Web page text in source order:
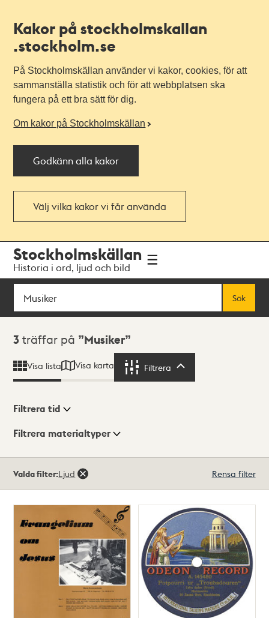
Kakor på stockholmskallan
.stockholm.se
På Stockholmskällan använder vi kakor, cookies, för att
sammanställa statistik och för att webbplatsen ska
fungera på ett bra sätt för dig.
Om kakor på Stockholmskällan
Godkänn alla kakor
Välj vilka kakor vi får använda
navigationen
huvudinnehållet
Stockholmskällan
Historia i ord, ljud och bild
Sök
Sök
Sökresultat
3 träffar på Musiker
Visa lista Visa karta Filtrera
Visningsläge
Filtrera tid
Filtrera materialtyper
träffar
Valda filter:Ljud Rensa filter